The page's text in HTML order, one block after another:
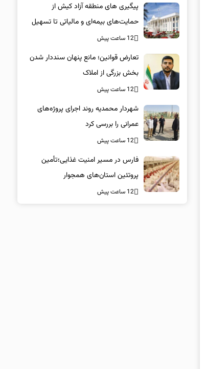
پیگیری های منطقه آزاد کیش از
حمایت‌های بیمه‌ای و مالیاتی تا تسهیل
خروج کالا
12 ساعت پیش
تعارض قوانین؛ مانع پنهان سنددار شدن
بخش بزرگی از املاک
12 ساعت پیش
شهردار محمدیه روند اجرای پروژه‌های
عمرانی را بررسی کرد
12 ساعت پیش
فارس در مسیر امنیت غذایی؛تأمین‌
پروتئین استان‌های همجوار
12 ساعت پیش